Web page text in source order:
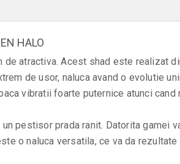
HALO
atractiva. Acest shad este realizat
de usor, naluca avand o evolutie
vibratii foarte puternice atunci
pestisor prada ranit. Datorita gamei
o naluca versatila, ce va da